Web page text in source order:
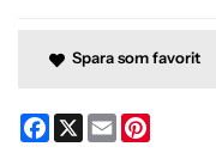
Spara som favorit
Facebook
X Email